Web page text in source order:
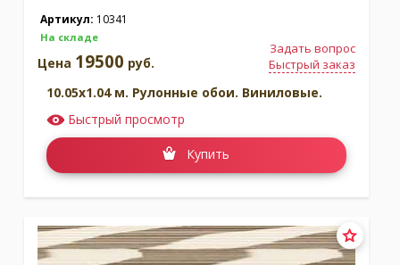
Артикул: 10341
На складе
Задать вопрос
Быстрый заказ
Цена 19500 руб.
10.05x1.04 м. Рулонные обои. Виниловые.
Быстрый просмотр
Купить